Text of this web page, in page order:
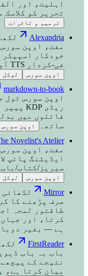
اہلیت، اور
تحریر کو کلاسک
ترمیم و تاثرات
Alexandria
خودکار اسپیکر
فی-کردار TTS آوازیں اور وائس کلوننگ کے ساتھ۔
اوپن سورس لوکل
markdown-to-book
فائلوں میں
ساتھ۔
اوپن سورس
Novelist's Atelier
سیریز/کتاب/
اوپن سورس لوکل
Mirror
صرف پڑھنے کا
طاقتور لمحہ
کرتا، اور
ہے — بغیر
FirstReader
باب بہ باب
نتیجے کے
بیان کرتا ہے،